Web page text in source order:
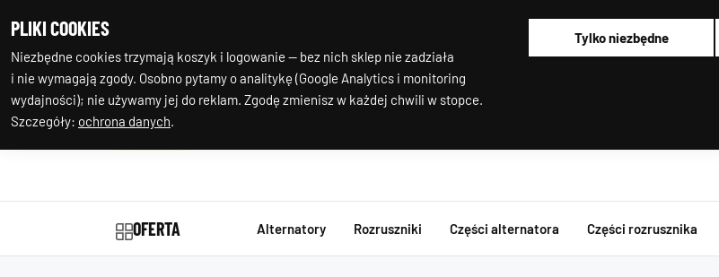
PLIKI COOKIES
Niezbędne cookies trzymają koszyk i logowanie — bez nich sklep nie zadziała
i nie wymagają zgody. Osobno pytamy o analitykę (Google Analytics i monitoring
wydajności); nie używamy jej do reklam. Zgodę zmienisz w każdej chwili w stopce.
Szczegóły: ochrona danych.
Tylko niezbędne
Alternatory i rozruszniki OEM
Pracujemy od poniedziałku do piątku od 8:00 do 16:00
Regenerujemy alternatory i rozruszniki od 2012 roku !
Regenerujemy filtry cząstek stałych
Rozruszniki o Wysokim Momencie Obrotowym
OFERTA Alternatory Rozruszniki Części alternatora Części rozrusznika